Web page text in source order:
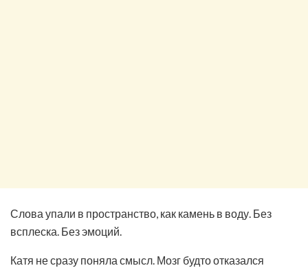
Слова упали в пространство, как камень в воду. Без
всплеска. Без эмоций.
Катя не сразу поняла смысл. Мозг будто отказался